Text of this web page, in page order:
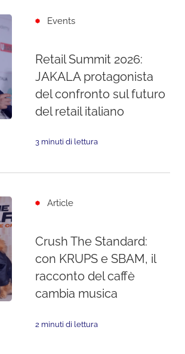
Events
Retail Summit 2026:
JAKALA protagonista
del confronto sul futuro
del retail italiano
3 minuti di lettura
Article
Crush The Standard:
con KRUPS e SBAM, il
racconto del caffè
cambia musica
2 minuti di lettura